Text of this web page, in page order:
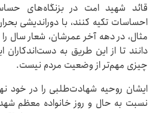
قائد شهید امت در بزنگاه‌های
احساسات تکیه کنند، با دوراندیشی
مثال، در دهه آخر عمرشان، شعار سال
دانند تا از این طریق به
چیزی مهم‌تر از وضعیت مردم نیست.
ایشان روحیه شهادت‌طلبی را در خود
نسبت به حال و روز خانواده معظم